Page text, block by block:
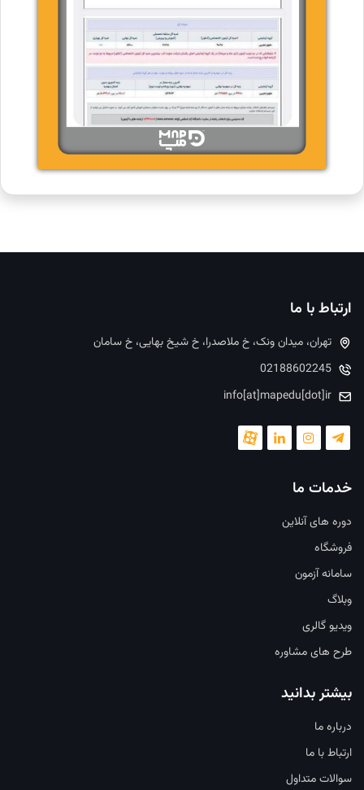
ارتباط با ما
تهران، میدان ونک، خ ملاصدرا، خ شیخ بهایی، خ سامان
02188602245
info[at]mapedu[dot]ir
خدمات ما
دوره های آنلاین
فروشگاه
سامانه آزمون
وبلاگ
ویدیو گالری
طرح های مشاوره
بیشتر بدانید
درباره ما
ارتباط با ما
سوالات متداول